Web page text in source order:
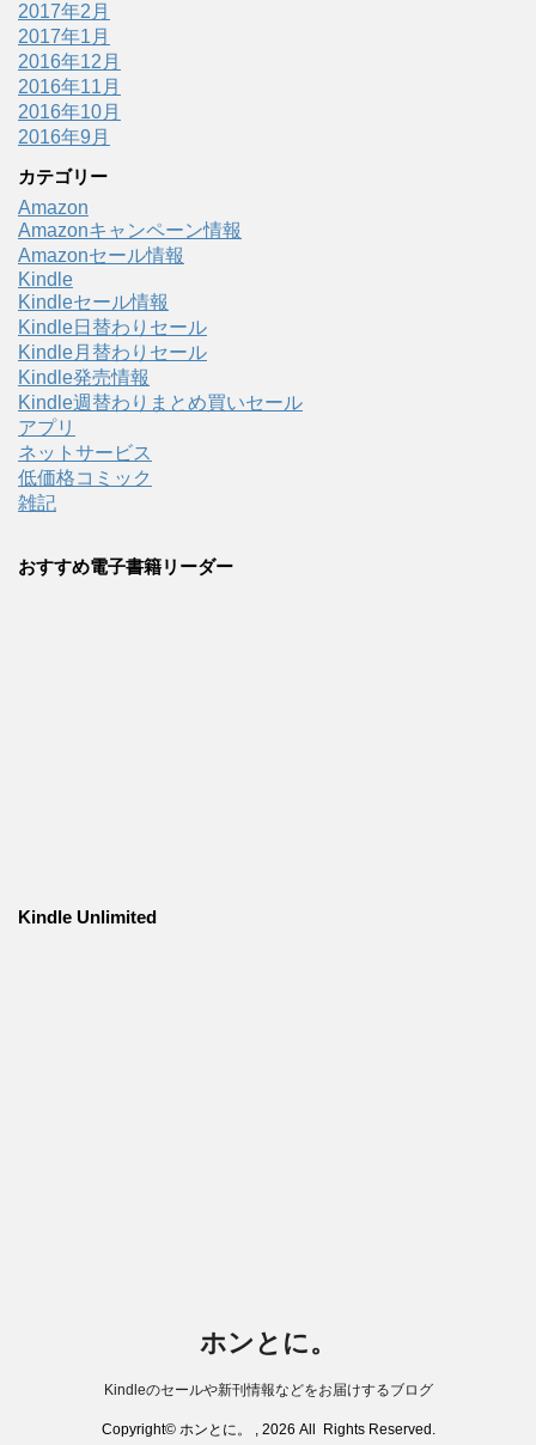
2017年2月
2017年1月
2016年12月
2016年11月
2016年10月
2016年9月
カテゴリー
Amazon
Amazonキャンペーン情報
Amazonセール情報
Kindle
Kindleセール情報
Kindle日替わりセール
Kindle月替わりセール
Kindle発売情報
Kindle週替わりまとめ買いセール
アプリ
ネットサービス
低価格コミック
雑記
おすすめ電子書籍リーダー
Kindle Unlimited
ホンとに。
Kindleのセールや新刊情報などをお届けするブログ
Copyright© ホンとに。 , 2026 All Rights Reserved.